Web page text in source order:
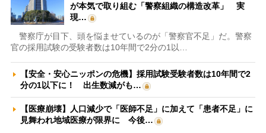
が本気で取り組む「警察組織の構造改革」 実
現…
警察庁が目下、頭を悩ませているのが「警察官不足」だ。警察
官の採用試験の受験者数は10年間で2分の1以…
【安全・安心ニッポンの危機】採用試験受験者数は10年間で2
分の1以下に！ 出生数減がも…
【医療崩壊】人口減少で「医師不足」に加えて「患者不足」に
見舞われ地域医療が限界に 今後…